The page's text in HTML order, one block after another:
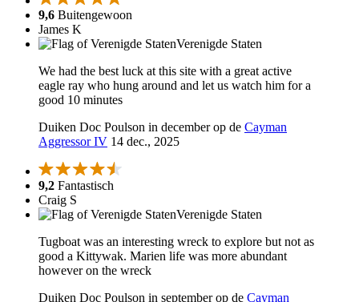
9,6 Buitengewoon
James K
Verenigde Staten
We had the best luck at this site with a great active
eagle ray who hung around and let us watch him for a
good 10 minutes
Duiken Doc Poulson in december op de Cayman
Aggressor IV 14 dec., 2025
9,2 Fantastisch
Craig S
Verenigde Staten
Tugboat was an interesting wreck to explore but not as
good a Kittywak. Marien life was more abundant
however on the wreck
Duiken Doc Poulson in september op de Cayman